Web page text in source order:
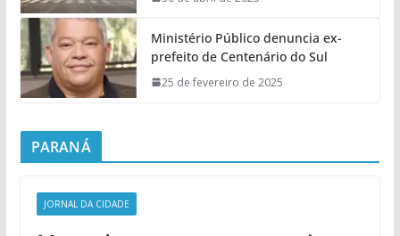
Ministério Público denuncia ex-
prefeito de Centenário do Sul
25 de fevereiro de 2025
PARANÁ
JORNAL DA CIDADE